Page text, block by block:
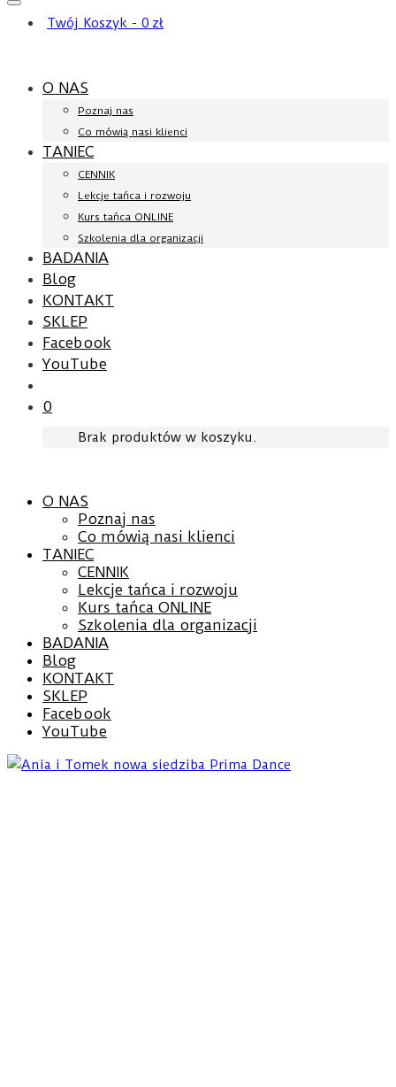
Twój Koszyk - 0 zł
O NAS
Poznaj nas
Co mówią nasi klienci
TANIEC
CENNIK
Lekcje tańca i rozwoju
Kurs tańca ONLINE
Szkolenia dla organizacji
BADANIA
Blog
KONTAKT
SKLEP
Facebook
YouTube
0
Brak produktów w koszyku.
O NAS
Poznaj nas
Co mówią nasi klienci
TANIEC
CENNIK
Lekcje tańca i rozwoju
Kurs tańca ONLINE
Szkolenia dla organizacji
BADANIA
Blog
KONTAKT
SKLEP
Facebook
YouTube